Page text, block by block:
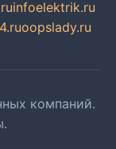
infoelektrik.ru
oopslady.ru
компаний.